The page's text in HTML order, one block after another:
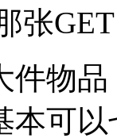
张
件物
本可